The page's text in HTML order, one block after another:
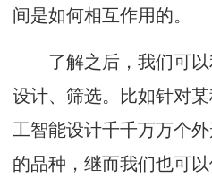
间是如何相互作用的。
了解之后，我们可以
设计、筛选。比如针对
工智能设计千千万万个
的品种，继而我们也可